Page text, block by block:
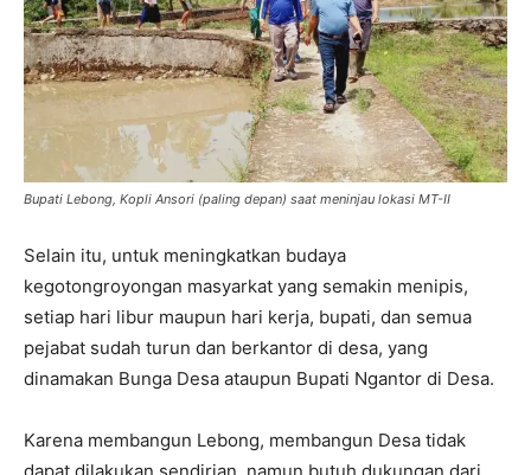
Bupati Lebong, Kopli Ansori (paling depan) saat meninjau lokasi MT-II
Selain itu, untuk meningkatkan budaya
kegotongroyongan masyarkat yang semakin menipis,
setiap hari libur maupun hari kerja, bupati, dan semua
pejabat sudah turun dan berkantor di desa, yang
dinamakan Bunga Desa ataupun Bupati Ngantor di Desa.
Karena membangun Lebong, membangun Desa tidak